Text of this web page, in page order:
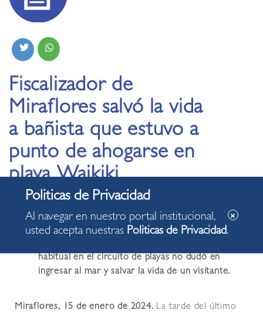
Fiscalizador de
Miraflores salvó la vida
a bañista que estuvo a
punto de ahogarse en
playa Waikiki
15.01.2024
habitual en el circuito de playas no dudó en
ingresar al mar y salvar la vida de un visitante.
Miraflores, 15 de enero de 2024. La tarde del último
Al navegar en nuestro portal institucional,
usted acepta nuestras Politicas de Privacidad.